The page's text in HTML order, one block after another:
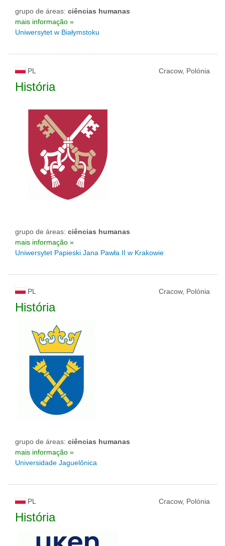
grupo de áreas: ciências humanas
mais informação »
Uniwersytet w Białymstoku
PL Cracow, Polónia
História
grupo de áreas: ciências humanas
mais informação »
Uniwersytet Papieski Jana Pawła II w Krakowie
PL Cracow, Polónia
História
grupo de áreas: ciências humanas
mais informação »
Universidade Jaguelônica
PL Cracow, Polónia
História